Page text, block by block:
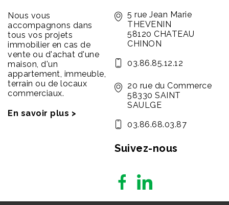
Nous vous
accompagnons dans
tous vos projets
immobilier en cas de
vente ou d'achat d'une
maison, d'un
appartement, immeuble,
terrain ou de locaux
commerciaux.
En savoir plus >
5 rue Jean Marie
THEVENIN
58120 CHATEAU
CHINON
03.86.85.12.12
20 rue du Commerce
58330 SAINT
SAULGE
03.86.68.03.87
Suivez-nous